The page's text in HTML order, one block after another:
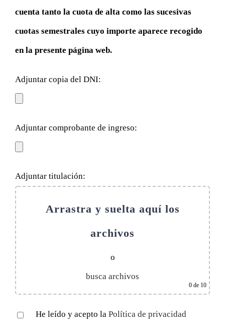
cuenta tanto la cuota de alta como las sucesivas
cuotas semestrales cuyo importe aparece recogido
en la presente página web.
Adjuntar copia del DNI:
Adjuntar comprobante de ingreso:
Adjuntar titulación:
Arrastra y suelta aquí los
archivos
o
busca archivos
0 de 10
He leído y acepto la Política de privacidad